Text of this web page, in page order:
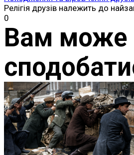
Релігія друзів належить до
0
Вам може